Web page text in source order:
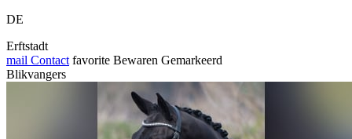
DE
Erftstadt
mail Contact favorite Bewaren Gemarkeerd
Blikvangers